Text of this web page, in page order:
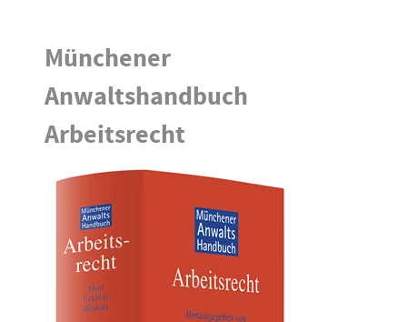
Details
Münchener
Anwaltshandbuch
Arbeitsrecht